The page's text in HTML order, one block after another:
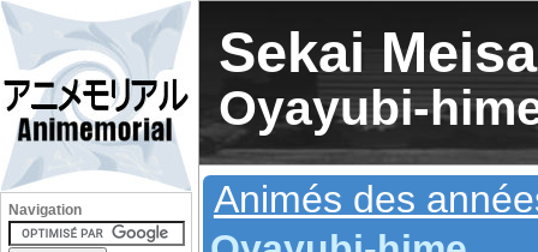
Sekai
Oyayubi-
Animés des
Navigation